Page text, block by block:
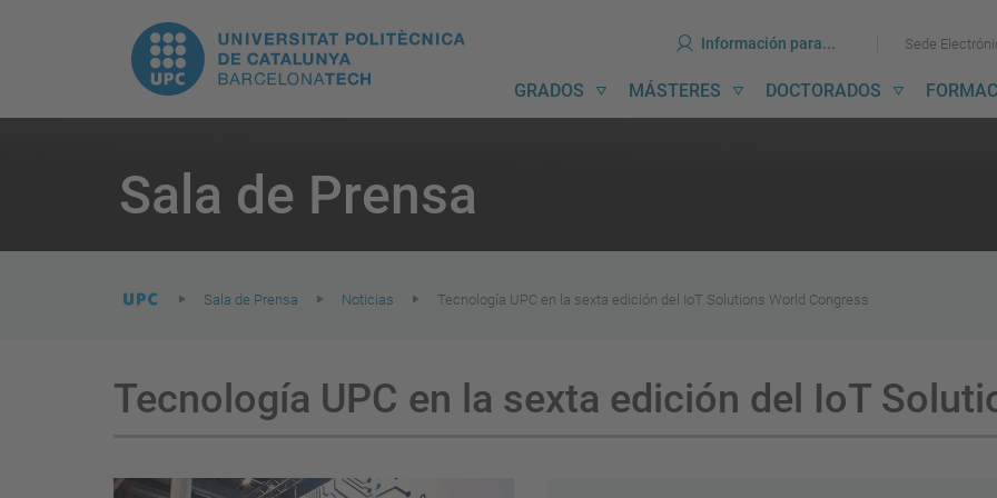
UPC.
Universitat
Politècnica
de
Catalunya
Ir
al
Ir
al
Información para... Sede
Navegación
GRADOS MÁSTERES DOCTORADOS
Sala de Prensa
are
here:
Sala de Prensa Noticias Tecnología UPC en la sexta edición del IoT Solutions World Congress
Tecnología UPC en la sexta edición del IoT